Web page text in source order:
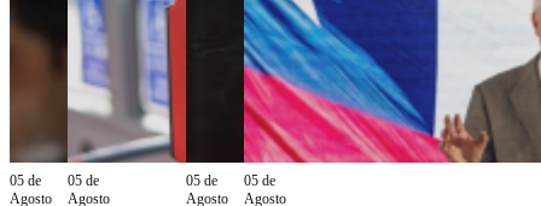
05 de
Agosto
05 de
Agosto
05 de
Agosto
05 de
Agosto